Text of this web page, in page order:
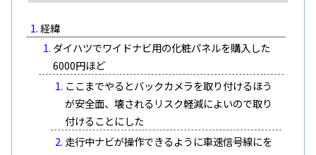
経緯
ダイハツでワイドナビ用の化粧パネルを購入した
6000円ほど
ここまでやるとバックカメラを取り付けるほう
が安全面、壊されるリスク軽減によいので取り
付けることにした
走行中ナビが操作できるように車速信号線にを